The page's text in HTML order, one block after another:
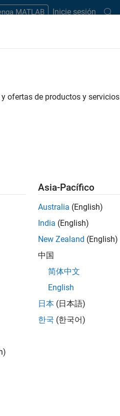
MATLAB Inicie sesión
ofertas de productos y servicios
Asia-Pacífico
Australia (English)
India (English)
New Zealand (English)
中国
简体中文
English
日本 (日本語)
한국 (한국어)